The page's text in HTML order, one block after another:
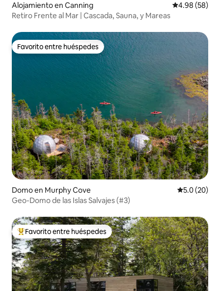
Alojamiento en Canning Calificación
4.98 (58)
Retiro Frente al Mar | Cascada, Sauna, y Mareas
Favorito entre huéspedes
Favorito entre huéspedes
Domo en Murphy Cove Calificación
5.0 (20)
Geo-Domo de las Islas Salvajes (#3)
Favorito entre huéspedes preferido
Favorito entre huéspedes